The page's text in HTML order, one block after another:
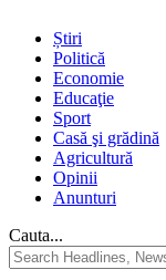
Știri
Politică
Economie
Educaţie
Sport
Casă şi grădină
Agricultură
Opinii
Anunturi
Cauta...